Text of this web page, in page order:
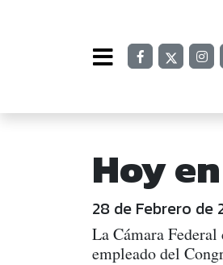
Hoy
28 de Febrero de
La Cámara
empleado del